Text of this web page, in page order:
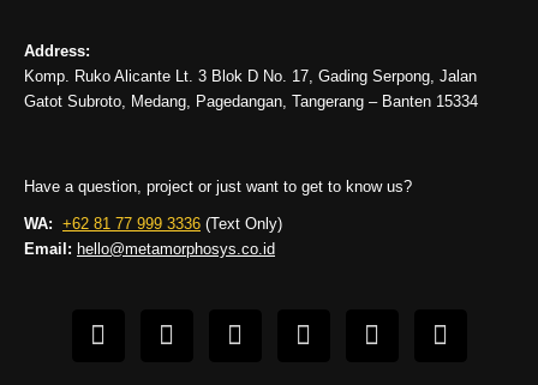
Address:
Komp. Ruko Alicante Lt. 3 Blok D No. 17, Gading Serpong, Jalan
Gatot Subroto, Medang, Pagedangan, Tangerang – Banten 15334
Have a question, project or just want to get to know us?
WA: +62 81 77 999 3336 (Text Only)
Email: hello@metamorphosys.co.id